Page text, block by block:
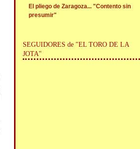
El pliego de Zaragoza... "Contento sin
presumir"
SEGUIDORES de "EL TORO DE LA
JOTA"